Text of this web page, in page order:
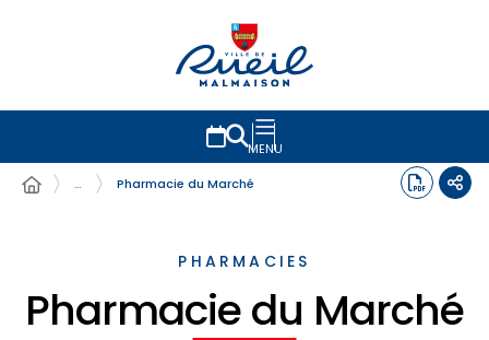
MENU
…
Pharmacie du Marché
PHARMACIES
Pharmacie du Marché